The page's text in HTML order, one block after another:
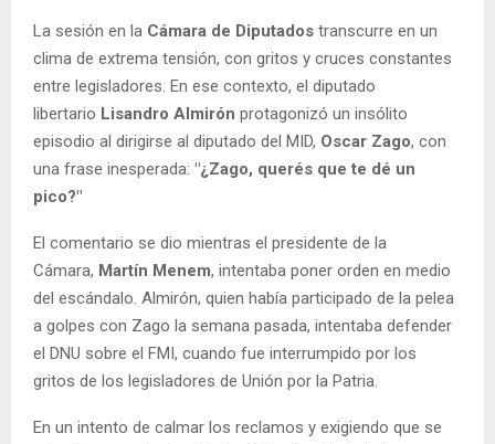
La sesión en la Cámara de Diputados transcurre en un
clima de extrema tensión, con gritos y cruces constantes
entre legisladores. En ese contexto, el diputado
libertario Lisandro Almirón protagonizó un insólito
episodio al dirigirse al diputado del MID, Oscar Zago, con
una frase inesperada: "¿Zago, querés que te dé un
pico?"
El comentario se dio mientras el presidente de la
Cámara, Martín Menem, intentaba poner orden en medio
del escándalo. Almirón, quien había participado de la pelea
a golpes con Zago la semana pasada, intentaba defender
el DNU sobre el FMI, cuando fue interrumpido por los
gritos de los legisladores de Unión por la Patria.
En un intento de calmar los reclamos y exigiendo que se